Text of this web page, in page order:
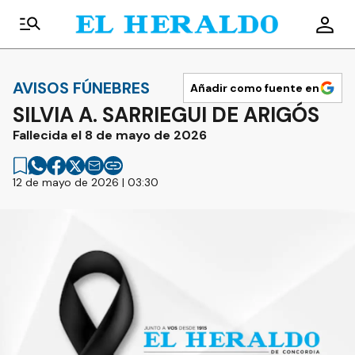
AVISOS FÚNEBRES Añadir como fuente en
SILVIA A. SARRIEGUI DE ARIGÓS
Fallecida el 8 de mayo de 2026
12 de mayo de 2026 | 03:30